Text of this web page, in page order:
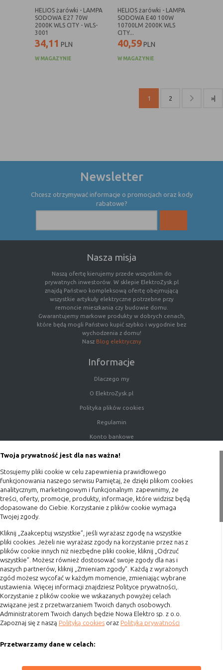
Twoja prywatność jest dla nas ważna!
Stosujemy pliki cookie w celu zapewnienia prawidłowego
funkcjonowania naszego serwisu Pamiętaj, że dzięki plikom cookies
analitycznym, marketingowym i funkcjonalnym zapewnimy, że
treści, oferty, promocje, produkty, informacje, które widzisz będą
dopasowane do Ciebie. Korzystanie z plików cookie wymaga
Twojej zgody.
Kliknij „Zaakceptuj wszystkie”, jeśli wyrażasz zgodę na wszystkie
pliki cookies. Jeżeli nie wyrażasz zgody na korzystanie przez nas z
plików cookie innych niż niezbędne pliki cookie, kliknij „Odrzuć
wszystkie”. Możesz również dostosować swoje zgody dla nas i
naszych partnerów, kliknij „Zmieniam zgody”. Każdą z wyrażonych
zgód możesz wycofać w każdym momencie, zmieniając wybrane
ustawienia. Więcej informacji znajdziesz Polityce prywatności,.
Korzystanie z plików cookie we wskazanych powyżej celach
związane jest z przetwarzaniem Twoich danych osobowych.
Administratorem Twoich danych będzie Nowa Elektro sp. z o.o.
Zapoznaj się z naszą Polityką cookies oraz Polityka prywatności
Przetwarzamy dane w celach:
HELIOS żarówki - LAMPA
SODOWA E27 70W
2000K WLS CITY - WLS-
3001
34,11 PLN
W MAGAZYNIE
HELIOS żarówki - LAMPA
SODOWA E40 100W
10700LM 2000K WLS
CITY...
40,59PLN
W MAGAZYNIE
1 2 »|
Newsletter
Chcesz otrzymywać informacje o promocjach oraz kody
rabatowe?
Nasza misja
Naszą ofertę kierujemy przede wszystkim do
prywatnych inwestorów. W sklepie ElektroZysk.pl
znajdą Państwo kompleksową ofertę obejmującą
wszystkie artykuły elektryczne potrzebne przy
remoncie mieszkania czy budowie domu.
Gwarantujemy markowe produkty w dobrych cenach,
które będą mogli Państwo kupić szybko i wygodnie bez
wychodzenia z domu!
Nasz Blog elektryczny
Informacje
Dlaczego my
O ElektroZysk.pl
Polityka plików cookies
Regulamin
Konto bankowe
Blog
Zakupy
Terminy realizacji
Koszty przesyłki
Dostawa
Reklamacje
Zwrot towaru
Kontakt
Szybki kontakt
Godziny otwarcia: Pon.-Pt. 8-16